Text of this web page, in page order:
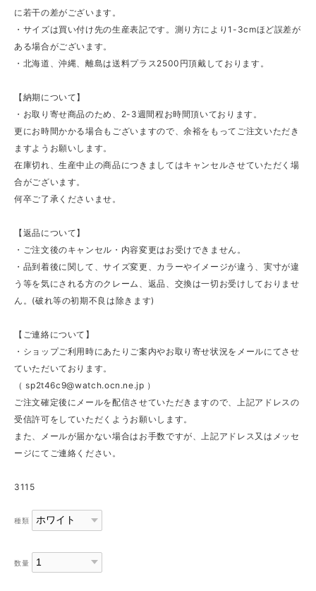
に若干の差がございます。
・サイズは買い付け先の生産表記です。測り方により1-3cmほど誤差が
ある場合がございます。
・北海道、沖縄、離島は送料プラス2500円頂戴しております。
【納期について】
・お取り寄せ商品のため、2-3週間程お時間頂いております。
更にお時間かかる場合もございますので、余裕をもってご注文いただき
ますようお願いします。
在庫切れ、生産中止の商品につきましてはキャンセルさせていただく場
合がございます。
何卒ご了承くださいませ。
【返品について】
・ご注文後のキャンセル・内容変更はお受けできません。
・品到着後に関して、サイズ変更、カラーやイメージが違う、実寸が違
う等を気にされる方のクレーム、返品、交換は一切お受けしておりませ
ん。(破れ等の初期不良は除きます)
【ご連絡について】
・ショップご利用時にあたりご案内やお取り寄せ状況をメールにてさせ
ていただいております。
（sp2t46c9@watch.ocn.ne.jp ）
ご注文確定後にメールを配信させていただきますので、上記アドレスの
受信許可をしていただくようお願いします。
また、メールが届かない場合はお手数ですが、上記アドレス又はメッセ
ージにてご連絡ください。
3115
種類
数量